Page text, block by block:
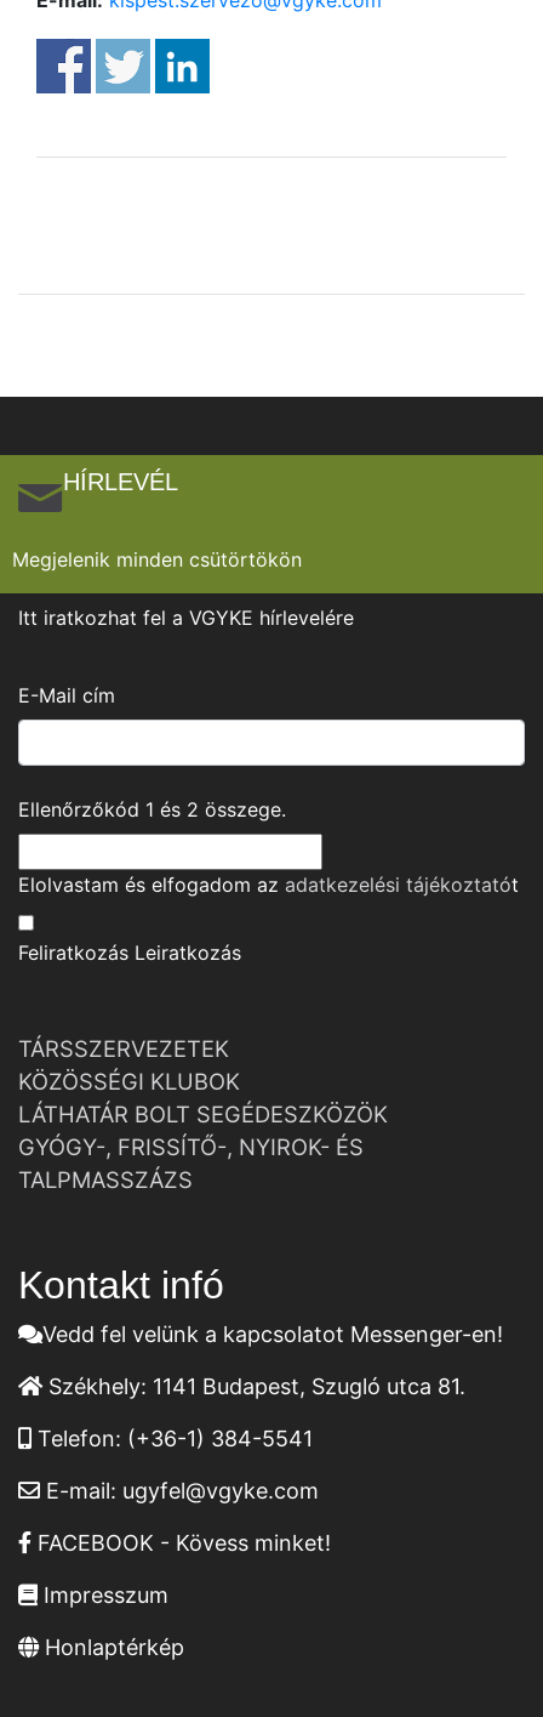
HÍRLEVÉL
Megjelenik minden csütörtökön
Itt iratkozhat fel a VGYKE hírlevelére
E-Mail cím
Ellenőrzőkód 1 és 2 összege.
Elolvastam és elfogadom az adatkezelési tájékoztatót
Feliratkozás Leiratkozás
TÁRSSZERVEZETEK
KÖZÖSSÉGI KLUBOK
LÁTHATÁR BOLT SEGÉDESZKÖZÖK
GYÓGY-, FRISSÍTŐ-, NYIROK- ÉS
TALPMASSZÁZS
Kontakt infó
Vedd fel velünk a kapcsolatot Messenger-en!
Székhely: 1141 Budapest, Szugló utca 81.
Telefon: (+36-1) 384-5541
E-mail: ugyfel@vgyke.com
FACEBOOK - Kövess minket!
Impresszum
Honlaptérkép